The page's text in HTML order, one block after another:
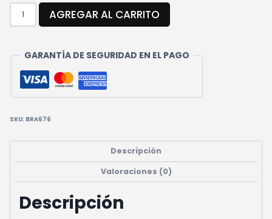
TOBILLERA
AGREGAR AL CARRITO
GARANTÍA DE SEGURIDAD EN EL PAGO
SKU: BRA676
Descripción
Valoraciones (0)
Descripción